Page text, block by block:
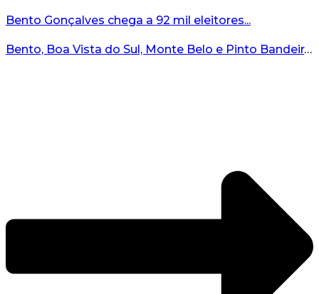
Bento Gonçalves chega a 92 mil eleitores...
Bento, Boa Vista do Sul, Monte Belo e Pinto Bandeira registram quatro casos de abigeato este ano...